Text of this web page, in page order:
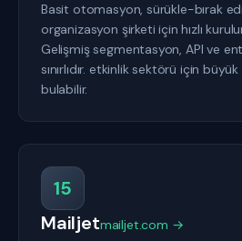
Basit otomasyon, sürükle-bırak
organizasyon şirketi için hızlı
Gelişmiş segmentasyon, API ve
sınırlıdır. etkinlik sektörü için
bulabilir.
15
Mailjetmailjet.com →